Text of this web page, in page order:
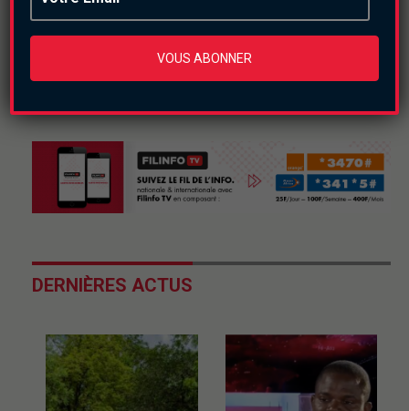
Nous suivre
DERNIÈRES ACTUS
VOUS ABONNER